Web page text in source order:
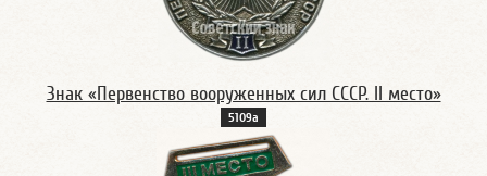
Знак «Первенство вооруженных сил СССР. II место»
5109а